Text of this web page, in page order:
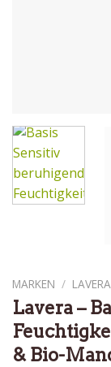
MARKEN / LAVERA
Lavera –
& Bio-